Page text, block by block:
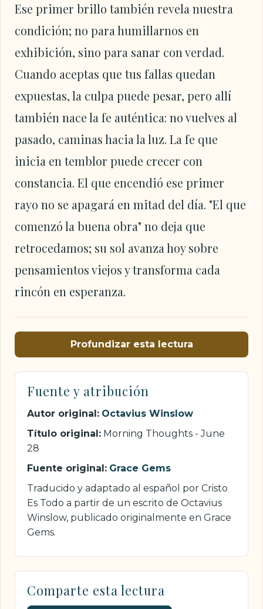
Ese primer brillo también revela nuestra
condición; no para humillarnos en
exhibición, sino para sanar con verdad.
Cuando aceptas que tus fallas quedan
expuestas, la culpa puede pesar, pero allí
también nace la fe auténtica: no vuelves al
pasado, caminas hacia la luz. La fe que
inicia en temblor puede crecer con
constancia. El que encendió ese primer
rayo no se apagará en mitad del día. "El que
comenzó la buena obra" no deja que
retrocedamos; su sol avanza hoy sobre
pensamientos viejos y transforma cada
rincón en esperanza.
Profundizar esta lectura
Fuente y atribución
Autor original: Octavius Winslow
Título original: Morning Thoughts - June
28
Fuente original: Grace Gems
Traducido y adaptado al español por Cristo
Es Todo a partir de un escrito de Octavius
Winslow, publicado originalmente en Grace
Gems.
Comparte esta lectura